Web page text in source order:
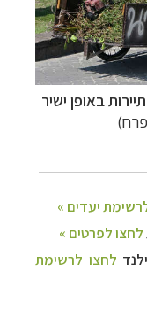
באופן ישיר
פרח)